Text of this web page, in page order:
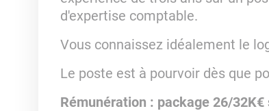
d'expertise comptable.
Vous connaissez idéalement le
Le poste est à pourvoir dès que
Rémunération : package 26/